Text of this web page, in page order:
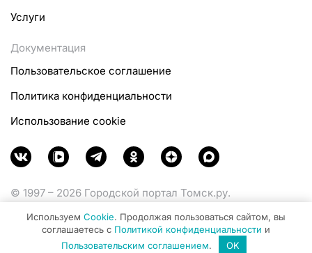
Услуги
Документация
Пользовательское соглашение
Политика конфиденциальности
Использование cookie
© 1997 – 2026 Городской портал Томск.ру.
Министерства цифрового развития, связи и массовых
коммуникаций Российской Федерации.
Используем Cookie. Продолжая пользоваться сайтом, вы
соглашаетесь с Политикой конфиденциальности и
Пользовательским соглашением. OK